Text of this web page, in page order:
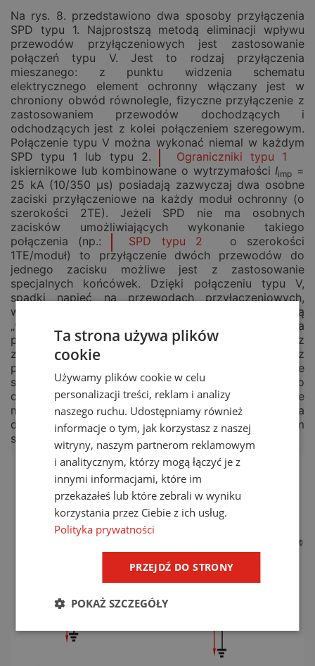
Na rys. 8. przedstawiono dwa sposoby przyłączenia
SPD typu 1. Najprostszą metodą eliminacji wpływu
przewodów przyłączeniowych jest zastosowanie
połączeń typu V. Jest to rodzaj przyłączenia
mieszanego: z punktu widzenia schematu
elektrycznego element ochronny włączany jest w
chroniony obwód równolegle, fizyczne przyłączenie z
zastosowaniem przewodów dochodzących i
odchodzących jest z kolei połączeniem szeregowym.
Połączenie typu V można wykonać niemal w każdym
SPD typu 1 lub typu 2.
Ograniczniki typu 1
iskiernikowe lub kombinowane o wytrzymałościIimp =
25 kA (10/350 µs) posiadają zazwyczaj dwa osobne
zaciski przyłączeniowe na każdy moduł ochronny (o
szerokości 2TE). Jeżeli SPD nie ma osobnych
zacisków umożliwiających wykonanie takiego
połączenia (np.:
SPD typu 2
o szerokości
1TE/moduł) to przyłączenie dwóch przewodów do
jednego zacisku możliwe jest z zastosowanie
specjalnych końcówek. Dzięki połączeniu typu V,
spadki napięć na przewodach przyłączeniowych,
wywołane przepływem prądu udarowego, nie są
„widoczne” od strony chronionej instalacji. Metoda ta
posiada jednak ograniczenia prądowe wynikające z
zacisków przyłączeniowych. W SPD typu 1 z
podwójnymi zaciskami najczęściej ograniczenie
stanowi wartość 125 A prądu znamionowego
chronionej instalacji. Ponadto połączenia typu V nie
mogą być wykonane, gdy SPD wymaga
dobezpieczenia, ponieważ to ograniczałoby tym
samym natężenie prądu w całej instalacji za SPD.
Ta strona używa plików
cookie
Używamy plików cookie w celu
personalizacji treści, reklam i analizy
naszego ruchu. Udostępniamy również
informacje o tym, jak korzystasz z naszej
witryny, naszym partnerom reklamowym
i analitycznym, którzy mogą łączyć je z
innymi informacjami, które im
przekazałeś lub które zebrali w wyniku
korzystania przez Ciebie z ich usług.
Polityka prywatności
PRZEJDŹ DO STRONY
POKAŻ SZCZEGÓŁY